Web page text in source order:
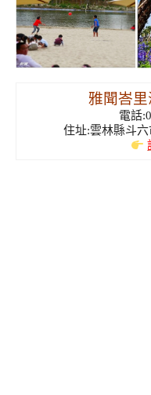
雅聞峇
電話
住址:雲林縣斗